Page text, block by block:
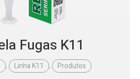
Fugas K11
, Linha K11 , Produtos